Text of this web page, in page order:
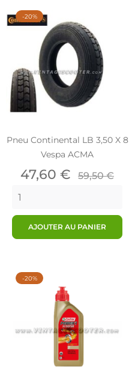
Pneu Continental LB 3,50 X 8
Vespa ACMA
Prix
47,60 € Prix
59,50 €
AJOUTER AU PANIER
-20%
-20%